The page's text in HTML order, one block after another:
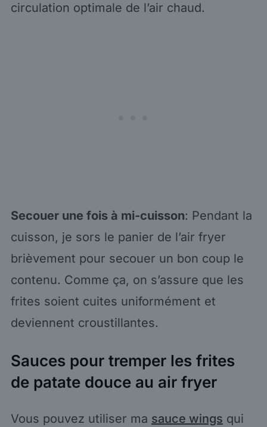
circulation optimale de l’air chaud.
Secouer une fois à mi-cuisson: Pendant la
cuisson, je sors le panier de l’air fryer
brièvement pour secouer un bon coup le
contenu. Comme ça, on s’assure que les
frites soient cuites uniformément et
deviennent croustillantes.
Sauces pour tremper les frites
de patate douce au air fryer
Vous pouvez utiliser ma sauce wings qui